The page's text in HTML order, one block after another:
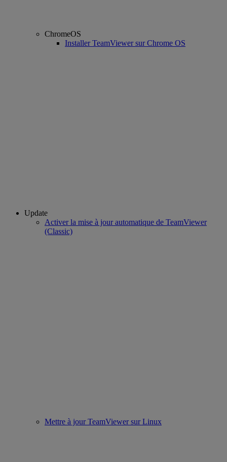
ChromeOS
Installer TeamViewer sur Chrome OS
Update
Activer la mise à jour automatique de TeamViewer
(Classic)
Mettre à jour TeamViewer sur Linux